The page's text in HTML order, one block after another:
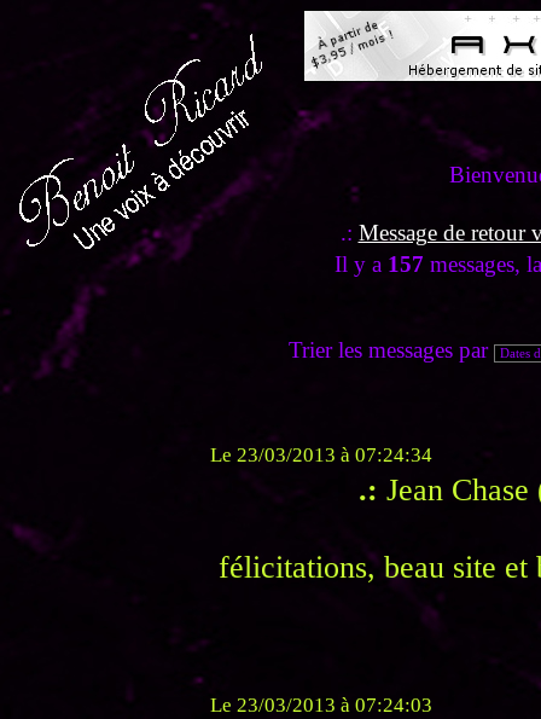
.: Message de retour
Il y a 157 messages,
Trier les messages par
Le 23/03/2013 à 07:24:34
.: Jean Chase
félicitations, beau site et
Le 23/03/2013 à 07:24:03